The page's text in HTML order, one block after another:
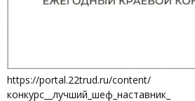
https://portal.22trud.ru/content/
конкурс__лучший_шеф_наставник_